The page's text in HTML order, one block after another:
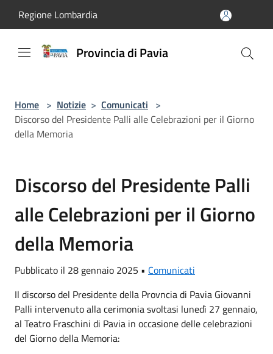
Regione Lombardia
Provincia di Pavia
Home > Notizie > Comunicati >
Discorso del Presidente Palli alle Celebrazioni per il Giorno
della Memoria
Discorso del Presidente Palli
alle Celebrazioni per il Giorno
della Memoria
Pubblicato il 28 gennaio 2025 • Comunicati
Il discorso del Presidente della Provncia di Pavia Giovanni
Palli intervenuto alla cerimonia svoltasi lunedì 27 gennaio,
al Teatro Fraschini di Pavia in occasione delle celebrazioni
del Giorno della Memoria: